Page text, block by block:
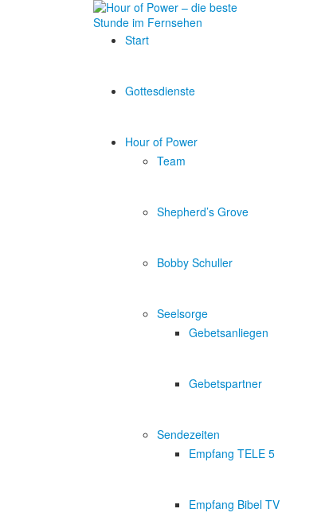
Start
Gottesdienste
Hour of Power
Team
Shepherd’s Grove
Bobby Schuller
Seelsorge
Gebetsanliegen
Gebetspartner
Sendezeiten
Empfang TELE 5
Empfang Bibel TV